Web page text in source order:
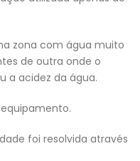
zona com água muito
de outra onde o
a acidez da água.
foi resolvida através